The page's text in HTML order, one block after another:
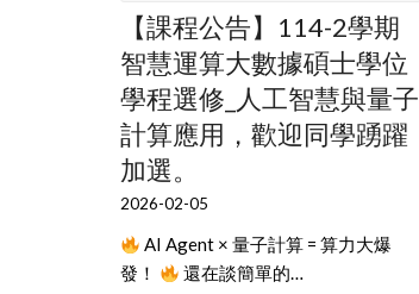
【課程公告】114-2學期
智慧運算大數據碩士學位
學程選修_人工智慧與量子
計算應用，歡迎同學踴躍
加選。
2026-02-05
AI Agent × 量子計算 = 算力大爆
發！
還在談簡單的…